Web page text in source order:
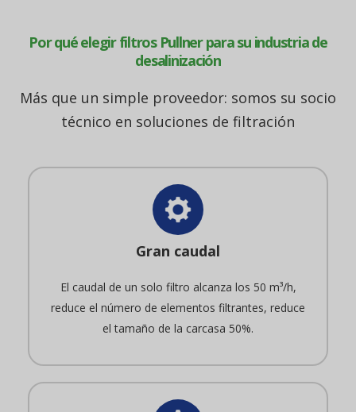
Por qué elegir filtros Pullner para su industria de
desalinización
Más que un simple proveedor: somos su socio
técnico en soluciones de filtración
Gran caudal
El caudal de un solo filtro alcanza los 50 m³/h,
reduce el número de elementos filtrantes, reduce
el tamaño de la carcasa 50%.